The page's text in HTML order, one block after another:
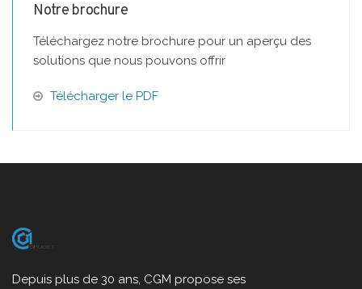
Notre brochure
Téléchargez notre brochure pour un aperçu des
solutions que nous pouvons offrir
Télécharger le PDF
Depuis plus de 30 ans, CGM propose ses